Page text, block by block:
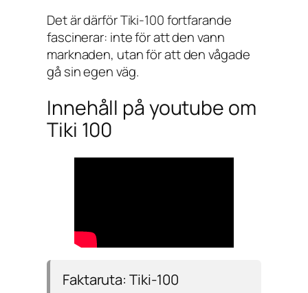
Det är därför Tiki-100 fortfarande
fascinerar: inte för att den vann
marknaden, utan för att den vågade
gå sin egen väg.
Innehåll på youtube om
Tiki 100
Faktaruta: Tiki-100